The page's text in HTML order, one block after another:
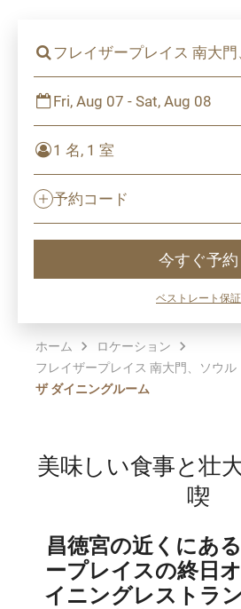
フレイザープレイス 南大
Fri, Aug 07 - Sat, Aug 08
1 名, 1 室
予約コード
今すぐ予約
ベストレート保証
ホーム
ロケーション
フレイザープレイス 南大門、ソウル
ザ ダイニングルーム
美味しい食事と壮
喫
昌徳宮の近くにあ
ープレイスの終日
イニングレストラ